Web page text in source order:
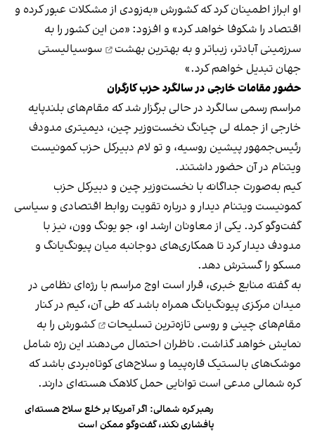
او ابراز اطمینان کرد که کشورش «به‌زودی از مشکلات عبور کرده و
اقتصاد را شکوفا خواهد کرد» و افزود: «من این کشور را به
سرزمینی آبادتر، زیباتر و به بهترین بهشت
سوسیالیستی
جهان تبدیل خواهم کرد.»
حضور مقامات خارجی در سالگرد حزب کارگران
مراسم رسمی سالگرد در حالی برگزار شد که مقام‌های بلندپایه
خارجی از جمله لی چیانگ نخست‌وزیر چین، دیمیتری مدودف
رئیس‌جمهور پیشین روسیه، و تو لام دبیرکل حزب کمونیست
ویتنام در آن حضور داشتند.
کیم به‌صورت جداگانه با نخست‌وزیر چین و دبیرکل حزب
کمونیست ویتنام دیدار و درباره تقویت روابط اقتصادی و سیاسی
گفت‌وگو کرد. یکی از معاونان ارشد او، جو یونگ وون، نیز با
مدودف دیدار کرد تا همکاری‌های دوجانبه میان پیونگ‌یانگ و
مسکو را گسترش دهد.
به گفته منابع خبری، قرار است اوج مراسم با رژه‌ای نظامی در
میدان مرکزی پیونگ‌یانگ همراه باشد که طی آن، کیم در کنار
مقام‌های چینی و روسی تازه‌ترین تسلیحات
کشورش را به
نمایش خواهد گذاشت. ناظران احتمال می‌دهند این رژه شامل
موشک‌های بالستیک قاره‌پیما و سلاح‌های کوتاه‌بردی باشد که
کره شمالی مدعی است توانایی حمل کلاهک هسته‌ای دارند.
رهبر کره شمالی: اگر آمریکا بر خلع سلاح هسته‌ای
پافشاری نکند، گفت‌وگو ممکن است